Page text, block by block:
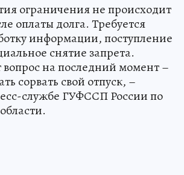
ограничения не происходит
оплаты долга. Требуется
информации, поступление
снятие запрета.
вопрос на последний момент –
сорвать свой отпуск, –
службе ГУФССП России по